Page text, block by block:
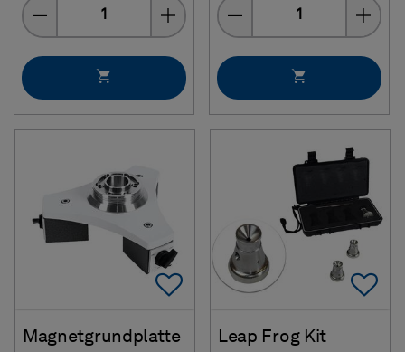
Add To Favorites
Magnetgrundplatte
Leap Frog Kit